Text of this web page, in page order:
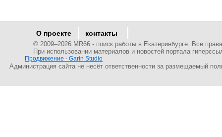
О проекте контакты
© 2009–2026 MR66 - поиск работы в Екатеринбурге. Все
При использовании материалов и новостей портала
Продвижение - Garin Studio
Администрация сайта не несёт ответственности за размещаемый